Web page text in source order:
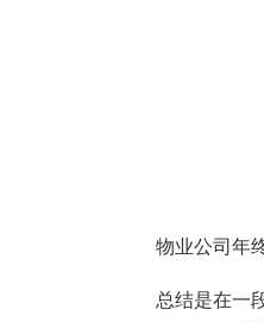
物业公司年
总结是在一